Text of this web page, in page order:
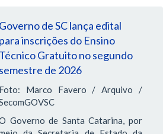
Governo de SC lança edital
para inscrições do Ensino
Técnico Gratuito no segundo
semestre de 2026
Foto: Marco Favero / Arquivo /
Governo de Santa Catarina, por